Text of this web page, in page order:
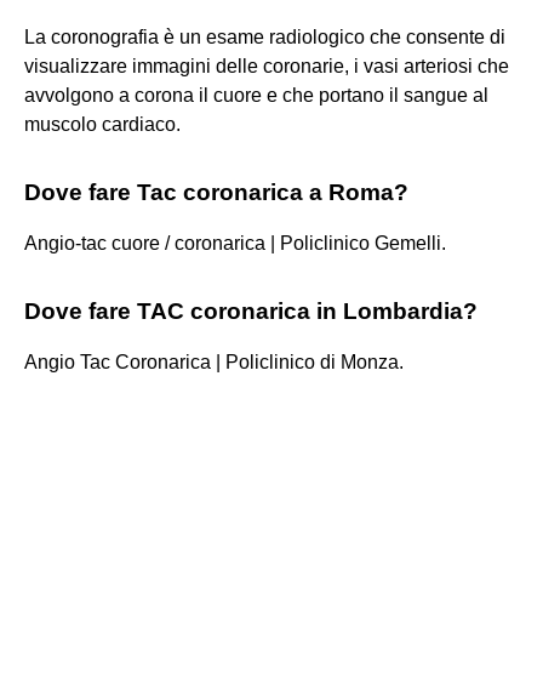
La coronografia è un esame radiologico che consente di
visualizzare immagini delle coronarie, i vasi arteriosi che
avvolgono a corona il cuore e che portano il sangue al
muscolo cardiaco.
Dove fare Tac coronarica a Roma?
Angio-tac cuore / coronarica | Policlinico Gemelli.
Dove fare TAC coronarica in Lombardia?
Angio Tac Coronarica | Policlinico di Monza.